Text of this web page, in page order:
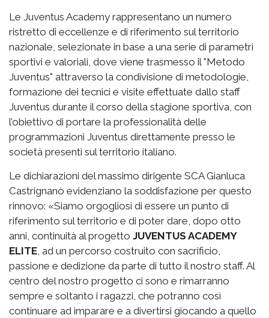
Le Juventus Academy rappresentano un numero
ristretto di eccellenze e di riferimento sul territorio
nazionale, selezionate in base a una serie di parametri
sportivi e valoriali, dove viene trasmesso il "Metodo
Juventus" attraverso la condivisione di metodologie,
formazione dei tecnici e visite effettuate dallo staff
Juventus durante il corso della stagione sportiva, con
l’obiettivo di portare la professionalità delle
programmazioni Juventus direttamente presso le
società presenti sul territorio italiano.
Le dichiarazioni del massimo dirigente SCA Gianluca
Castrignanò evidenziano la soddisfazione per questo
rinnovo: «Siamo orgogliosi di essere un punto di
riferimento sul territorio e di poter dare, dopo otto
anni, continuità al progetto JUVENTUS ACADEMY
ELITE, ad un percorso costruito con sacrificio,
passione e dedizione da parte di tutto il nostro staff. Al
centro del nostro progetto ci sono e rimarranno
sempre e soltanto i ragazzi, che potranno così
continuare ad imparare e a divertirsi giocando a quello